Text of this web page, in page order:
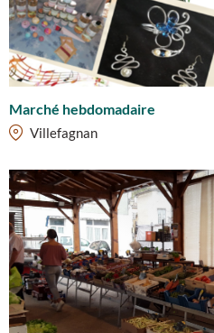
Marché hebdomadaire
Villefagnan